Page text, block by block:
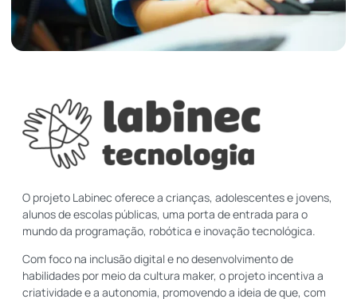
O projeto Labinec oferece a crianças, adolescentes e jovens,
alunos de escolas públicas, uma porta de entrada para o
mundo da programação, robótica e inovação tecnológica.
Com foco na inclusão digital e no desenvolvimento de
habilidades por meio da cultura maker, o projeto incentiva a
criatividade e a autonomia, promovendo a ideia de que, com